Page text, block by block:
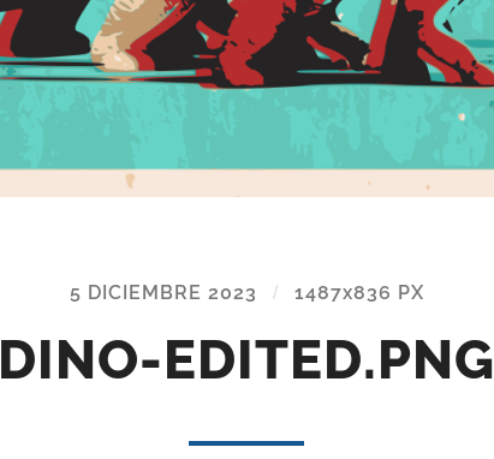
5 DICIEMBRE 2023 / 1487x836 PX
DINO-EDITED.PNG